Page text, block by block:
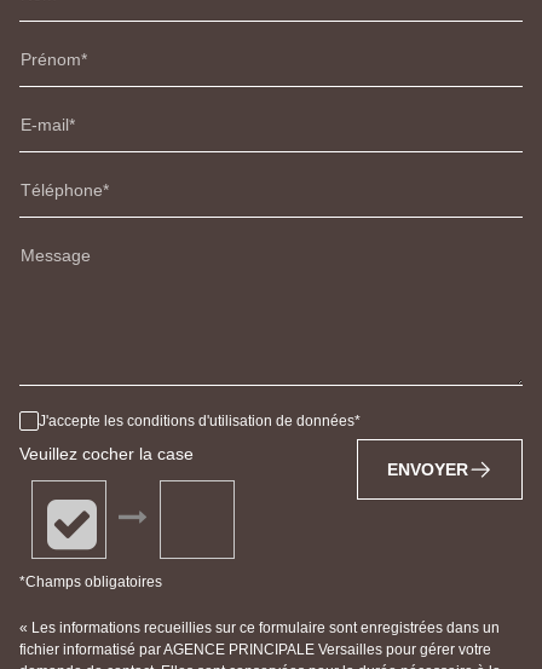
Prénom
E-mail
Téléphone
Message
J'accepte les conditions d'utilisation de données
Veuillez cocher la case
*Champs obligatoires
ENVOYER
« Les informations recueillies sur ce formulaire sont enregistrées dans un
fichier informatisé par AGENCE PRINCIPALE Versailles pour gérer votre